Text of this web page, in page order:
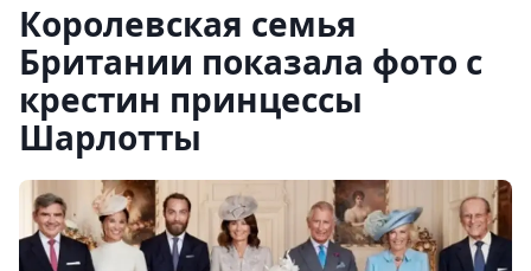
Королевская семья
Британии показала фото с
крестин принцессы
Шарлотты